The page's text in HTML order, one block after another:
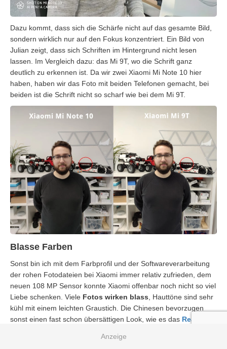
Dazu kommt, dass sich die Schärfe nicht auf das gesamte Bild,
sondern wirklich nur auf den Fokus konzentriert. Ein Bild von
Julian zeigt, dass sich Schriften im Hintergrund nicht lesen
lassen. Im Vergleich dazu: das Mi 9T, wo die Schrift ganz
deutlich zu erkennen ist. Da wir zwei Xiaomi Mi Note 10 hier
haben, haben wir das Foto mit beiden Telefonen gemacht, bei
beiden ist die Schrift nicht so scharf wie bei dem Mi 9T.
Blasse Farben
Sonst bin ich mit dem Farbprofil und der Softwareverarbeitung
der rohen Fotodateien bei Xiaomi immer relativ zufrieden, dem
neuen 108 MP Sensor konnte Xiaomi offenbar noch nicht so viel
Liebe schenken. Viele Fotos wirken blass , Hauttöne sind sehr
kühl mit einem leichten Graustich. Die Chinesen bevorzugen
sonst einen fast schon übersättigen Look, wie es das Realme